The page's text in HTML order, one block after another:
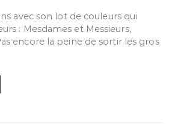
avec son lot de couleurs qui
: Mesdames et Messieurs,
encore la peine de sortir les gros